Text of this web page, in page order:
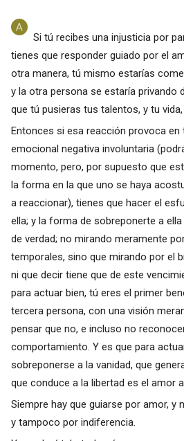
Si tú recibes una injusticia por
tienes que responder guiado por el
otra manera, tú mismo estarías
y la otra persona se estaría privando
que tú pusieras tus talentos, y tu vida,
Entonces si esa reacción provoca en
emocional negativa involuntaria
momento, pero, por supuesto que
la forma en la que uno se haya
a reaccionar), tienes que hacer el
ella; y la forma de sobreponerte a
de verdad; no mirando meramente
temporales, sino que mirando por el
ni que decir tiene que de este
para actuar bien, tú eres el primer
tercera persona, con una visión
pensar que no, e incluso no
comportamiento. Y es que para
sobreponerse a la vanidad, que
que conduce a la libertad es el amor
Siempre hay que guiarse por amor, y
y tampoco por indiferencia.